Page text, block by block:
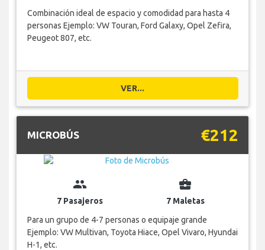
Combinación ideal de espacio y comodidad para hasta 4
personas Ejemplo: VW Touran, Ford Galaxy, Opel Zefira,
Peugeot 807, etc.
VER...
MICROBÚS €212
group
7 Pasajeros
business_center
7 Maletas
Para un grupo de 4-7 personas o equipaje grande
Ejemplo: VW Multivan, Toyota Hiace, Opel Vivaro, Hyundai
H-1, etc.